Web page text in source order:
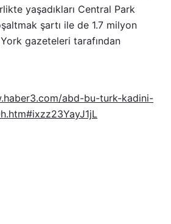
yaşadıkları Central Park
şartı ile de 1.7 milyon
gazeteleri tarafından
abd-bu-turk-kadini-